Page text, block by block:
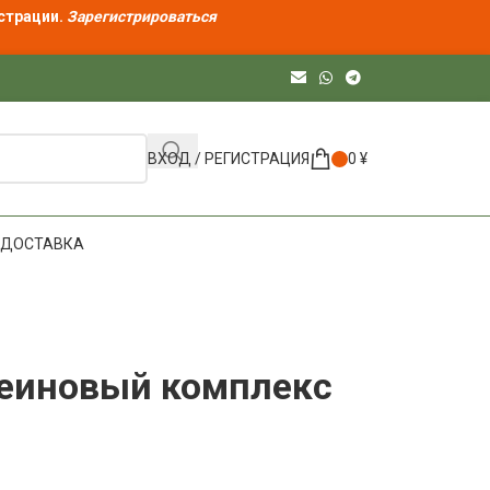
Зарегистрироваться
ВХОД / РЕГИСТРАЦИЯ 0 ¥
ДОСТАВКА
комплекс